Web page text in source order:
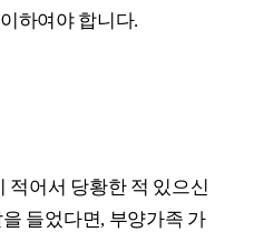
하여야 합니다.
적어서 당황한 적 있으신
들었다면, 부양가족 가